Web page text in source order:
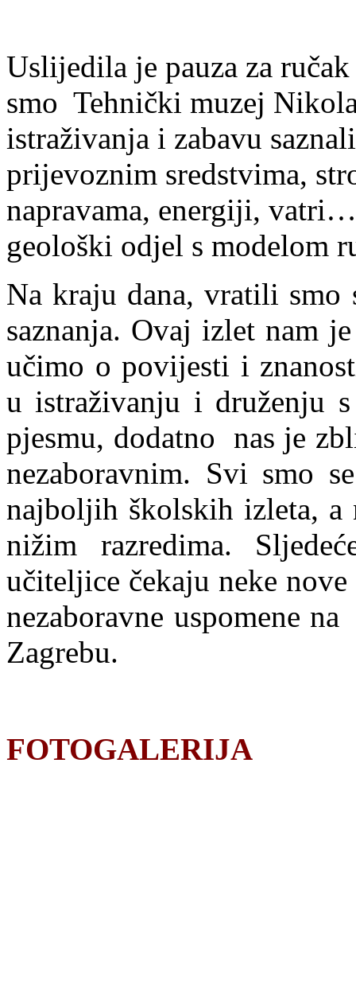
Uslijedila je pauza za
smo Tehnički muzej
istraživanja i zabavu
prijevoznim sredstvima,
napravama, energiji,
geološki odjel s modelom
Na kraju dana, vratili
saznanja. Ovaj izlet nam
učimo o povijesti i
u istraživanju i druženju
pjesmu, dodatno nas je
nezaboravnim. Svi smo
najboljih školskih izleta, a
nižim razredima.
učiteljice čekaju neke
nezaboravne uspomene
Zagrebu.
FOTOGALERIJA